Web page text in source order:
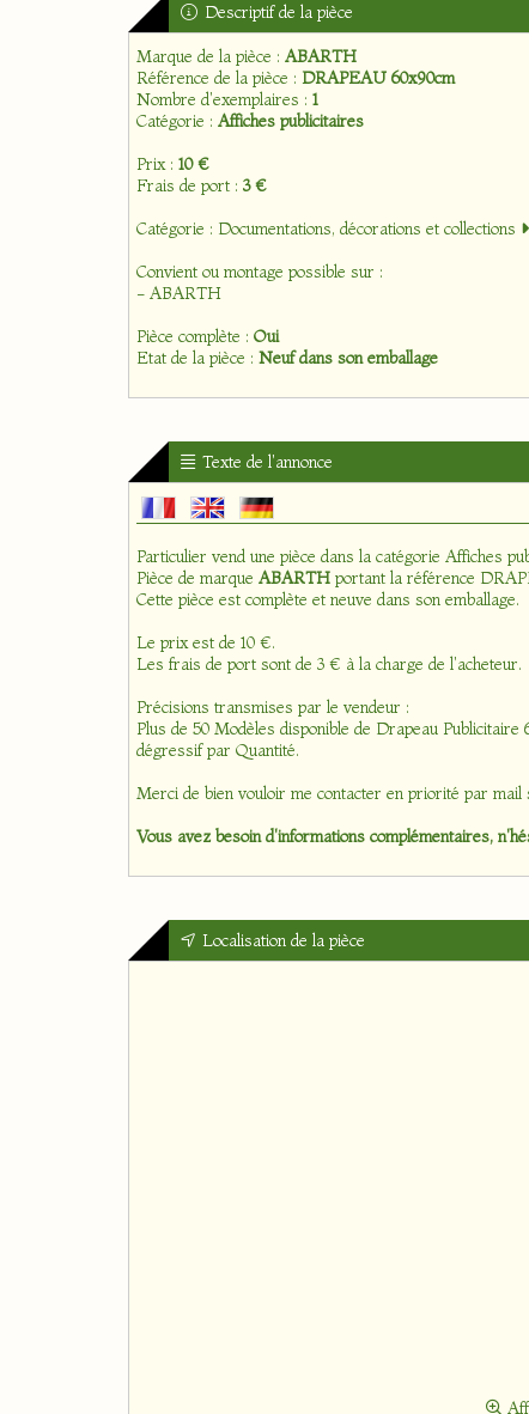
Descriptif de la pièce
Marque de la pièce : ABARTH
Référence de la pièce : DRAPEAU 60x90cm
Nombre d'exemplaires : 1
Catégorie : Affiches publicitaires
Prix : 10 €
Frais de port : 3 €
Catégorie : Documentations, décorations et collections
Convient ou montage possible sur :
- ABARTH
Pièce complète : Oui
Etat de la pièce : Neuf dans son emballage
Texte de l'annonce
Particulier vend une pièce dans la catégorie Affiches
Pièce de marque ABARTH portant la référence
Cette pièce est complète et neuve dans son emballage.
Le prix est de 10 €.
Les frais de port sont de 3 € à la charge de l'acheteur.
Précisions transmises par le vendeur :
Plus de 50 Modèles disponible de Drapeau
dégressif par Quantité.
Merci de bien vouloir me contacter en priorité par mail
Vous avez besoin d'informations complémentaires,
Localisation de la pièce